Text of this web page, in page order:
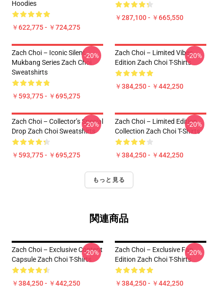
Hoodies
￥622,775 - ￥724,275
￥287,100 - ￥665,550
Zach Choi – Iconic Silent
Mukbang Series Zach Choi
Sweatshirts
￥593,775 - ￥695,275
-20%
Zach Choi – Limited Vibes
Edition Zach Choi T-Shirts
￥384,250 - ￥442,250
-20%
Zach Choi – Collector’s Special
Drop Zach Choi Sweatshirts
￥593,775 - ￥695,275
-20%
Zach Choi – Limited Edition
Collection Zach Choi T-Shirts
￥384,250 - ￥442,250
-20%
もっと見る
関連商品
Zach Choi – Exclusive Content
Capsule Zach Choi T-Shirts
￥384,250 - ￥442,250
-20%
Zach Choi – Exclusive Fan
Edition Zach Choi T-Shirts
￥384,250 - ￥442,250
-20%